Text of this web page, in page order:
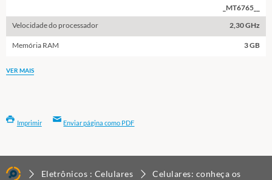
_MT6765__
Velocidade do processador
2,30 GHz
Memória RAM 3 GB
VER MAIS
Imprimir Enviar página como PDF
Eletrônicos : Celulares
Celulares: conheça os